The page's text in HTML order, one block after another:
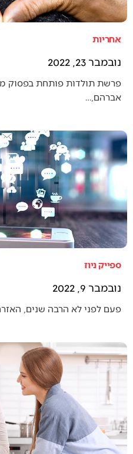
אחריות
נובמבר 23, 2022
פרשת תולדות פותחת בפסוק
אברהם,…
ספייק ניוז
נובמבר 9, 2022
פעם לפני לא הרבה שנים,